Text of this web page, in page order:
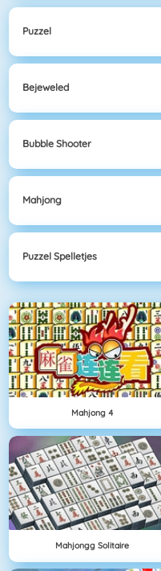
Puzzel
Bejeweled
Bubble Shooter
Mahjong
Puzzel Spelletjes
Mahjong 4
Mahjongg Solitaire